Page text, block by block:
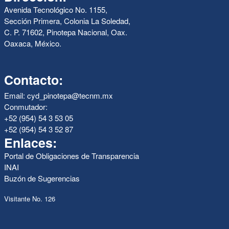
Avenida Tecnológico No. 1155,
Sección Primera, Colonia La Soledad,
C. P. 71602, Pinotepa Nacional, Oax.
Oaxaca, México.
Contacto:
Email: cyd_pinotepa@tecnm.mx
Conmutador:
+52 (954) 54 3 53 05
+52 (954) 54 3 52 87
Enlaces:
Portal de Obligaciones de Transparencia
INAI
Buzón de Sugerencias
Visitante No. 126